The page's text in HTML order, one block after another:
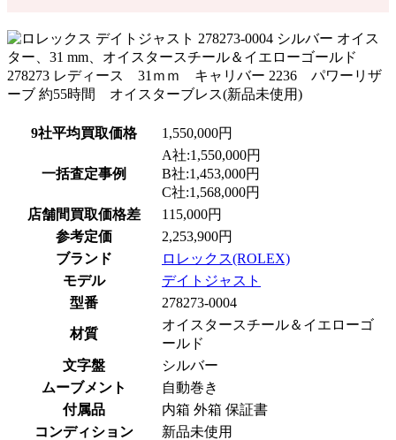
9社平均買取価格 1,550,000円
一括査定事例
A社:1,550,000円
B社:1,453,000円
C社:1,568,000円
店舗間買取価格差
115,000円
参考定価
2,253,900円
ブランド
ロレックス(ROLEX)
モデル
デイトジャスト
型番
278273-0004
材質
オイスタースチール＆イエローゴ
ールド
文字盤
シルバー
ムーブメント
自動巻き
付属品
内箱 外箱 保証書
コンディション
新品未使用